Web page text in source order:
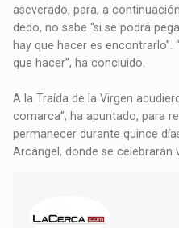
aseverado, para, a
dedo, no sabe “si se podrá
hay que hacer es encontrarlo”.
que hacer”, ha concluido.
A la Traída de la Virgen
comarca”, ha apuntado, para
permanecer durante quince
Arcángel, donde se celebrarán